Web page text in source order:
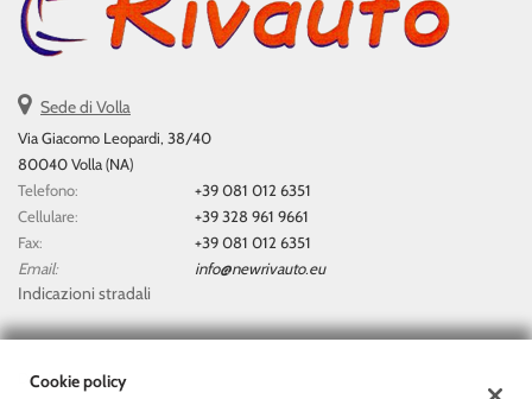
Sede di Volla
Via Giacomo Leopardi, 38/40
80040 Volla (NA)
Telefono:
+39 081 012 6351
Cellulare:
+39 328 961 9661
Fax:
+39 081 012 6351
Email:
info@newrivauto.eu
Indicazioni stradali
Dati fiscali:
Cookie policy